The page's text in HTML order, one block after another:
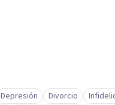
Depresión Divorcio